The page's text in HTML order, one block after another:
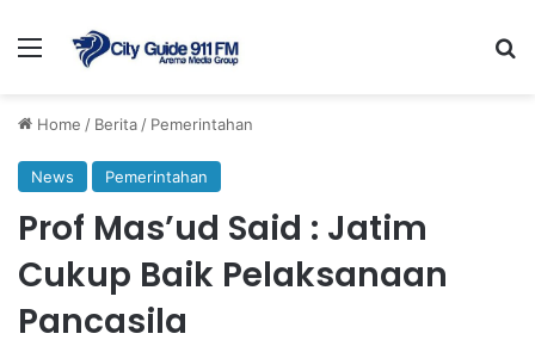
Menu
Home / Berita / Pemerintahan
News Pemerintahan
Prof Mas’ud Said : Jatim
Cukup Baik Pelaksanaan
Pancasila